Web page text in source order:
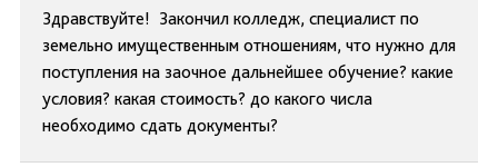
Здравствуйте! Закончил колледж, специалист по
земельно имущественным отношениям, что нужно для
поступления на заочное дальнейшее обучение? какие
условия? какая стоимость? до какого числа
необходимо сдать документы?